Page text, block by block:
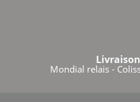
Mondial relais -